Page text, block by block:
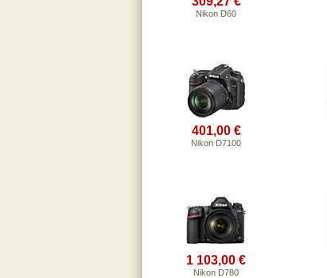
Nikon D60
401,00 €
Nikon D7100
1 103,00 €
Nikon D780